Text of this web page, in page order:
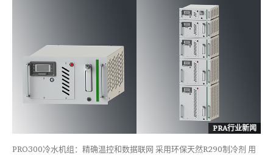
PRA行业新闻
PRO300冷水机组：精确温控和数据联网 采用环保天然R290制冷剂 用